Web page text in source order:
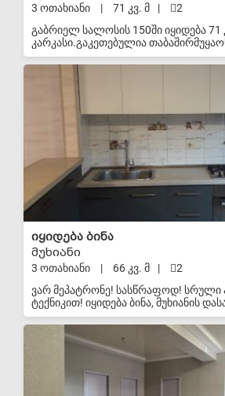
3 ოთახიანი | 71 კვ. მ |
2
გაბრიელ სალოსის 150ში იყიდება 71
კარკასი.გაკეთებულია
წერტილი,2 აივანი.მიწისქვეშა ავტო
55000$ ვარ მეპატრონე
იყიდება ბინა
მუხიანი
3 ოთახიანი | 66 კვ. მ |
2
ვარ მეპატრონე! სასწრაფოდ! სრული
ტექნიკით! იყიდება ბინა, მუხიანის
(ახმეტელის თეატრის მეტროდან 7
ახალაშენებული კორპუსის მე3 (16)
არის სტუდიოს ტიპის, 2 საძინებლით,
წერტილით, აივნებით (აივანზე
ძალიან კარგი რემონტით,
ინტერნეტით ბინაში რჩება სრული